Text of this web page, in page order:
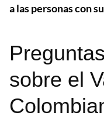
a las personas con
sobre el